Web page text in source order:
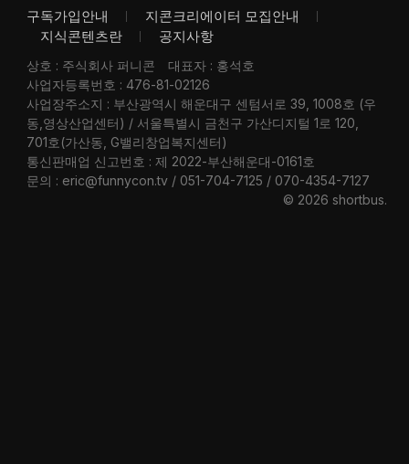
구독가입안내
지콘크리에이터 모집안내
지식콘텐츠란
공지사항
상호 : 주식회사 퍼니콘
대표자 : 홍석호
사업자등록번호 : 476-81-02126
사업장주소지 : 부산광역시 해운대구 센텀서로 39, 1008호 (우
동,영상산업센터) / 서울특별시 금천구 가산디지털 1로 120,
701호(가산동, G밸리창업복지센터)
통신판매업 신고번호 : 제 2022-부산해운대-0161호
문의 : eric@funnycon.tv / 051-704-7125 / 070-4354-7127
© 2026 shortbus.